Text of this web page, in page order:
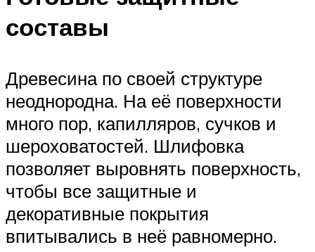
составы
Древесина по своей структуре
неоднородна. На её поверхности
много пор, капилляров, сучков и
шероховатостей. Шлифовка
позволяет выровнять поверхность,
чтобы все защитные и
декоративные покрытия
впитывались в неё равномерно.